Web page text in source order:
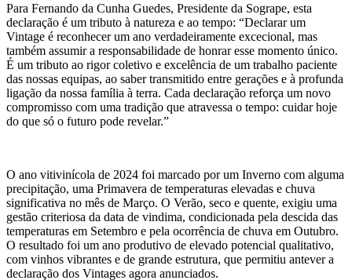
Para Fernando da Cunha Guedes, Presidente da Sogrape, esta
declaração é um tributo à natureza e ao tempo: “Declarar um
Vintage é reconhecer um ano verdadeiramente excecional, mas
também assumir a responsabilidade de honrar esse momento único.
É um tributo ao rigor coletivo e excelência de um trabalho paciente
das nossas equipas, ao saber transmitido entre gerações e à profunda
ligação da nossa família à terra. Cada declaração reforça um novo
compromisso com uma tradição que atravessa o tempo: cuidar hoje
do que só o futuro pode revelar.”
O ano vitivinícola de 2024 foi marcado por um Inverno com alguma
precipitação, uma Primavera de temperaturas elevadas e chuva
significativa no mês de Março. O Verão, seco e quente, exigiu uma
gestão criteriosa da data de vindima, condicionada pela descida das
temperaturas em Setembro e pela ocorrência de chuva em Outubro.
O resultado foi um ano produtivo de elevado potencial qualitativo,
com vinhos vibrantes e de grande estrutura, que permitiu antever a
declaração dos Vintages agora anunciados.